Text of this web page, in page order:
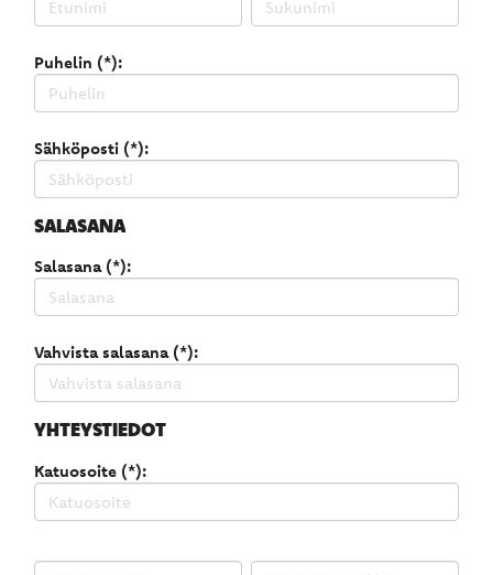
Puhelin (*):
Sähköposti (*):
SALASANA
Salasana (*):
Vahvista salasana (*):
YHTEYSTIEDOT
Katuosoite (*):